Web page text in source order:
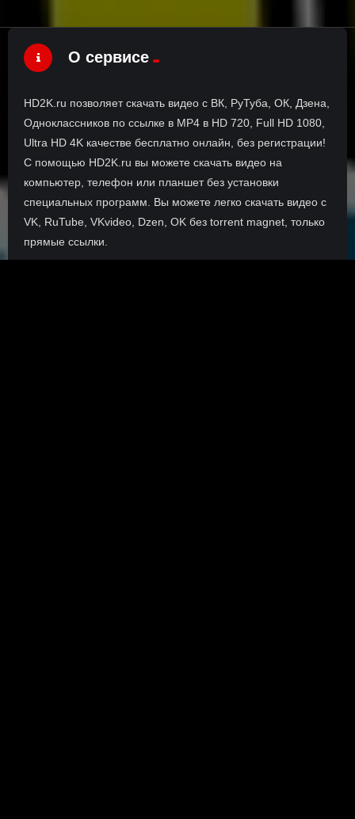
О сервисе
HD2K.ru позволяет скачать видео с ВК, РуТуба, ОК, Дзена,
Одноклассников по ссылке в MP4 в HD 720, Full HD 1080,
Ultra HD 4K качестве бесплатно онлайн, без регистрации!
С помощью HD2K.ru вы можете скачать видео на
компьютер, телефон или планшет без установки
специальных программ. Вы можете легко скачать видео с
VK, RuTube, VKvideo, Dzen, OK без torrent magnet, только
прямые ссылки.